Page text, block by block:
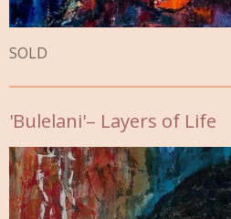
SOLD
'Bulelani'– Layers of Life